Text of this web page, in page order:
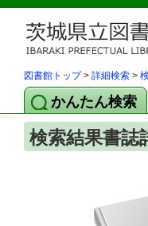
図書館トップ> 詳細検索 >
かんたん検索
検索結果書誌